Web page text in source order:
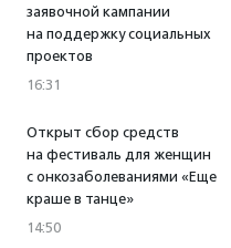
заявочной кампании
на поддержку социальных
проектов
16:31
Открыт сбор средств
на фестиваль для женщин
с онкозаболеваниями «Еще
краше в танце»
14:50